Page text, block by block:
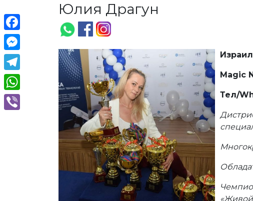
Юлия Драгун
Magic
Тел/
Facebook
Messenger
Telegram
WhatsApp